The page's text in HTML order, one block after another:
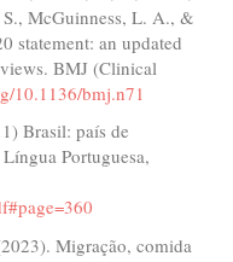
McGuinness, L. A., &
statement: an updated
BMJ (Clinical
10.1136/bmj.n71
Brasil: país de
Portuguesa,
Migração, comida